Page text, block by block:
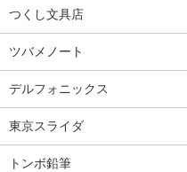
つくし文具店
ツバメノート
デルフォニックス
東京スライダ
トンボ鉛筆